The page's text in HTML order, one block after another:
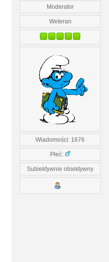
Moderator
Weteran
Wiadomości: 1676
Płeć:
Subiektywnie obiektywny